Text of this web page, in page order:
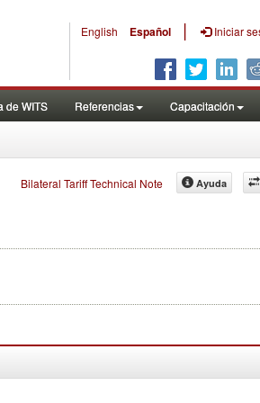
English Español | Iniciar
de WITS Referencias Capacitación
Bilateral Tariff Technical Note Ayuda